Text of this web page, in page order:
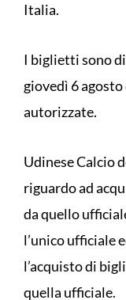
Italia.
I biglietti sono
giovedì 6
autorizzate.
Udinese Calcio
riguardo ad
da quello
l’unico ufficiale
l’acquisto di
quella ufficiale.